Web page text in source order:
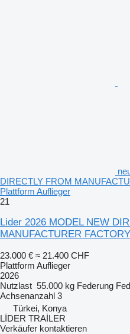
DIRECTLY FROM
Plattform Auflieger
21
Lider 2026 MODEL NEW
MANUFACTURER
23.000 € ≈ 21.400 CHF
Plattform Auflieger
2026
Nutzlast 55.000 kg Federung
Achsenanzahl 3
Türkei, Konya
LİDER TRAİLER
Verkäufer kontaktieren